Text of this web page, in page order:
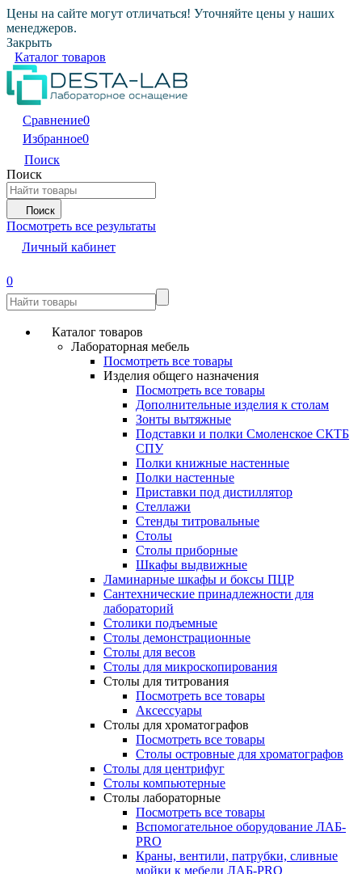
Цены на сайте могут отличаться! Уточняйте цены у наших
менеджеров.
Закрыть
Каталог товаров
Сравнение0
Избранное0
Поиск
Поиск
Поиск
Посмотреть все результаты
Личный кабинет
0
Каталог товаров
Лабораторная мебель
Посмотреть все товары
Изделия общего назначения
Посмотреть все товары
Дополнительные изделия к столам
Зонты вытяжные
Подставки и полки Смоленское СКТБ
СПУ
Полки книжные настенные
Полки настенные
Приставки под дистиллятор
Стеллажи
Стенды титровальные
Столы
Столы приборные
Шкафы выдвижные
Ламинарные шкафы и боксы ПЦР
Сантехнические принадлежности для
лабораторий
Столики подъемные
Столы демонстрационные
Столы для весов
Столы для микроскопирования
Столы для титрования
Посмотреть все товары
Аксессуары
Столы для хроматографов
Посмотреть все товары
Столы островные для хроматографов
Столы для центрифуг
Столы компьютерные
Столы лабораторные
Посмотреть все товары
Вспомогательное оборудование ЛАБ-
PRO
Краны, вентили, патрубки, сливные
мойки к мебели ЛАБ-PRO